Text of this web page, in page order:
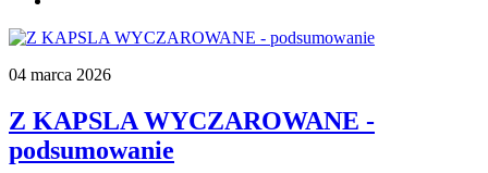
04 marca 2026
Z KAPSLA WYCZAROWANE -
podsumowanie